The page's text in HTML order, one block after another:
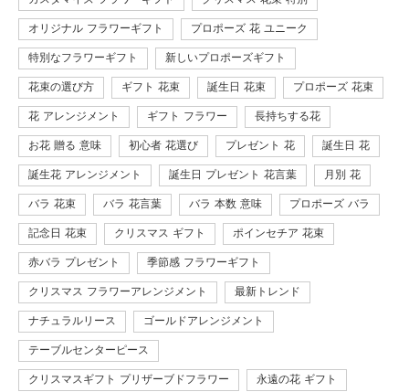
オリジナル フラワーギフト プロポーズ 花 ユニーク
特別なフラワーギフト 新しいプロポーズギフト
花束の選び方 ギフト 花束 誕生日 花束 プロポーズ 花束
花 アレンジメント ギフト フラワー 長持ちする花
お花 贈る 意味 初心者 花選び プレゼント 花 誕生日 花
誕生花 アレンジメント 誕生日 プレゼント 花言葉 月別 花
バラ 花束 バラ 花言葉 バラ 本数 意味 プロポーズ バラ
記念日 花束 クリスマス ギフト ポインセチア 花束
赤バラ プレゼント 季節感 フラワーギフト
クリスマス フラワーアレンジメント 最新トレンド
ナチュラルリース ゴールドアレンジメント
テーブルセンターピース
クリスマスギフト プリザーブドフラワー 永遠の花 ギフト